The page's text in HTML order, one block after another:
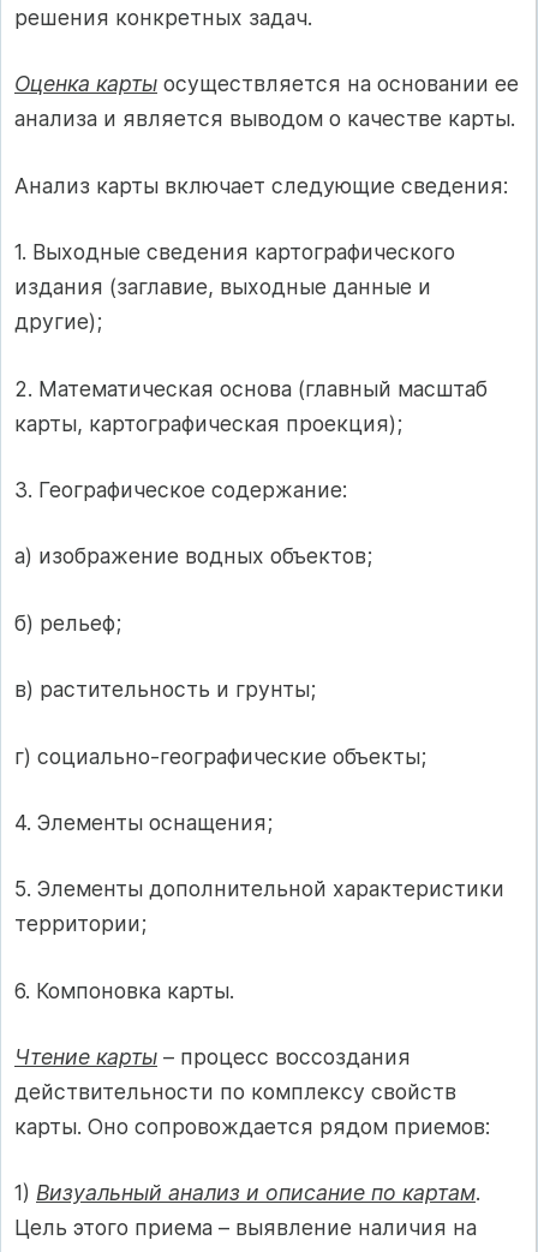
решения конкретных задач.
Оценка карты осуществляется на основании ее
анализа и является выводом о качестве карты.
Анализ карты включает следующие сведения:
1. Выходные сведения картографического
издания (заглавие, выходные данные и
другие);
2. Математическая основа (главный масштаб
карты, картографическая проекция);
3. Географическое содержание:
а) изображение водных объектов;
б) рельеф;
в) растительность и грунты;
г) социально-географические объекты;
4. Элементы оснащения;
5. Элементы дополнительной характеристики
территории;
6. Компоновка карты.
Чтение карты – процесс воссоздания
действительности по комплексу свойств
карты. Оно сопровождается рядом приемов:
1) Визуальный анализ и описание по картам.
Цель этого приема – выявление наличия на